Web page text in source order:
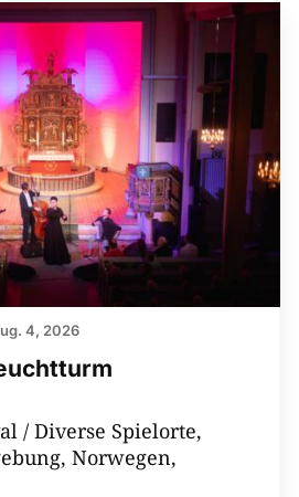
4, 2026
/ Diverse Spielorte,
Norwegen,